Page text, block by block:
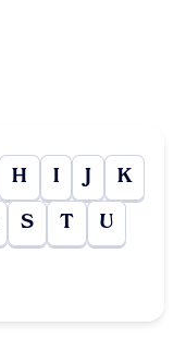
H I J K
S T U